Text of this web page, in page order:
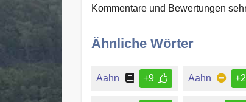
Kommentare und Bewertungen
Ähnliche Wörter
Aahn +9 Aahn +2